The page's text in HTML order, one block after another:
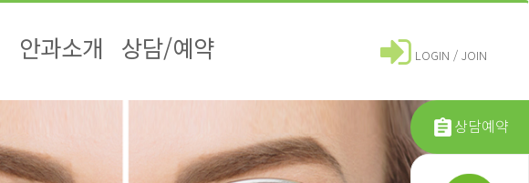
LOGIN / JOIN
안과소개 상담/예약
상담예약